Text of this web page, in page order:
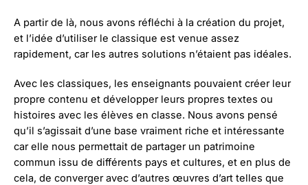
A partir de là, nous avons réfléchi à la création du projet,
et l’idée d’utiliser le classique est venue assez
rapidement, car les autres solutions n’étaient pas idéales.
Avec les classiques, les enseignants pouvaient créer leur
propre contenu et développer leurs propres textes ou
histoires avec les élèves en classe. Nous avons pensé
qu’il s’agissait d’une base vraiment riche et intéressante
car elle nous permettait de partager un patrimoine
commun issu de différents pays et cultures, et en plus de
cela, de converger avec d’autres œuvres d’art telles que